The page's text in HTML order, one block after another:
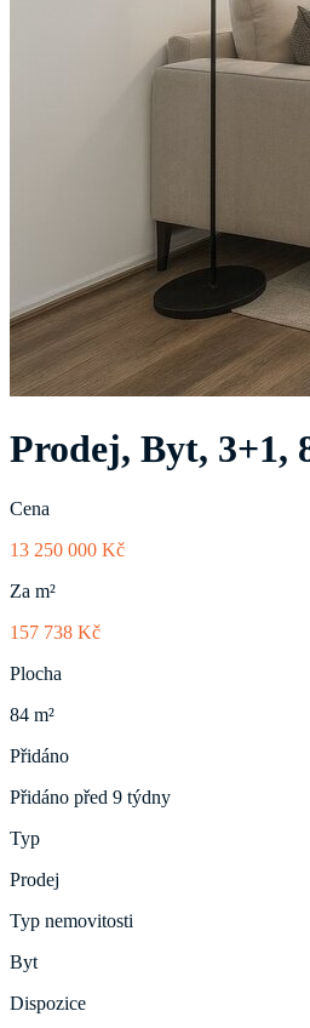
Prodej, Byt, 3+1,
Cena
13 250 000 Kč
Za m²
157 738 Kč
Plocha
84 m²
Přidáno
Přidáno před 9 týdny
Typ
Prodej
Typ nemovitosti
Byt
Dispozice